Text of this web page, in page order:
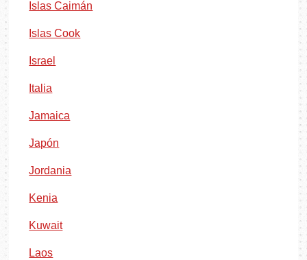
Islas Caimán
Islas Cook
Israel
Italia
Jamaica
Japón
Jordania
Kenia
Kuwait
Laos